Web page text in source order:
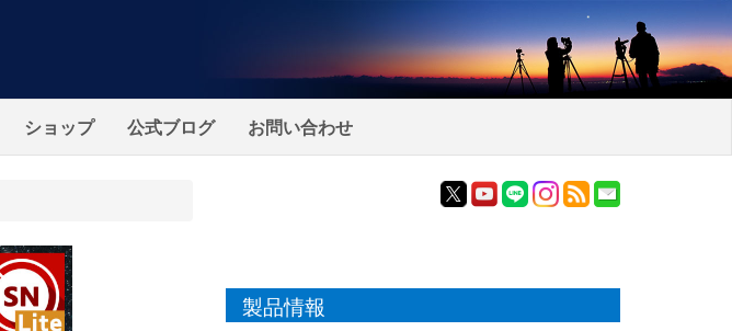
ショップ 公式ブログ お問い合わせ
製品情報